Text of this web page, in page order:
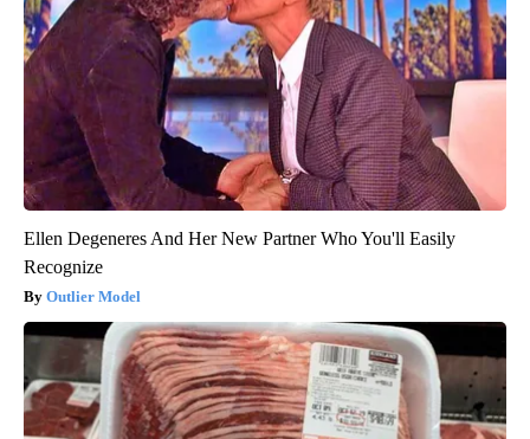
Ellen Degeneres And Her New Partner Who You'll Easily
Recognize
Outlier Model